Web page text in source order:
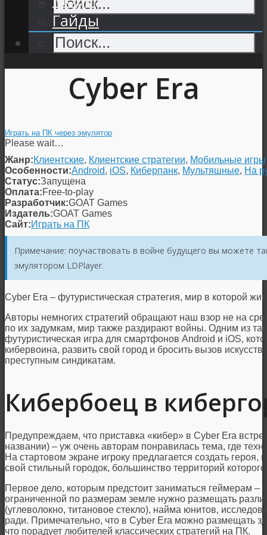
Гайды
Cyber Era
Играть на ПК через эмулятор
Please wait…
Жанр:Клиентские, Клиентские стратегии, Мобильные игры
Особенности:Android, iOS, Киберпанк, Мультяшные, На
Статус:Запущена
Оплата:Free-to-play
Разработчик:GOAT Games
Издатель:GOAT Games
Сайт:Играть на ПК
Примечание: поучаствовать в войне будущего вы можете
эмулятором LDPlayer.
Cyber Era – футуристическая стратегия, мир в которой
Авторы немногих стратегий обращают наш взор не на
по их задумкам, мир также раздирают войны. Одним из
футуристическая игра для смартфонов Android и iOS,
кибервоина, развить свой город и бросить вызов
преступным синдикатам.
Кибербоец в
Предупреждаем, что приставка «кибер» в Cyber Era
названии) – уж очень авторам понравилась тема, где
На стартовом экране игроку предлагается создать
свой стильный городок, большинство территорий которого
Первое дело, которым предстоит заниматься геймерам –
ограниченной по размерам земле нужно размещать
(углеволокно, титановое стекло), найма юнитов,
ради. Примечательно, что в Cyber Era можно размещать
что порадует любителей классических стратегий на ПК.